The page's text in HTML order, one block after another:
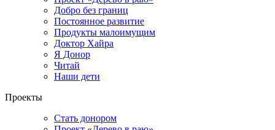
Добро без границ
Постоянное развитие
Продукты малоимущим
Доктор Хайра
Я Донор
Читай
Наши дети
Проекты
Стать донором